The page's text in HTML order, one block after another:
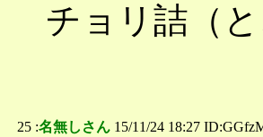
チョリ詰（
25 :名無しさん 15/11/24 18:27